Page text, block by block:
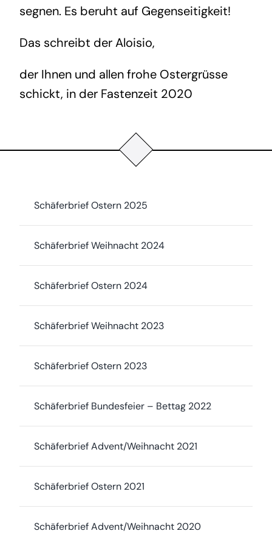
segnen. Es beruht auf Gegenseitigkeit!
Das schreibt der Aloisio,
der Ihnen und allen frohe Ostergrüsse
schickt, in der Fastenzeit 2020
Schäferbrief Ostern 2025
Schäferbrief Weihnacht 2024
Schäferbrief Ostern 2024
Schäferbrief Weihnacht 2023
Schäferbrief Ostern 2023
Schäferbrief Bundesfeier – Bettag 2022
Schäferbrief Advent/Weihnacht 2021
Schäferbrief Ostern 2021
Schäferbrief Advent/Weihnacht 2020